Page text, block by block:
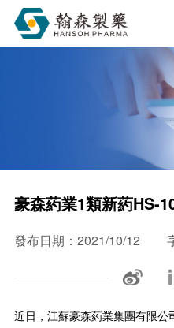
豪森葯業1類新葯HS-
發布日期：2021/10/12
近日，江蘇豪森葯業集團有限公